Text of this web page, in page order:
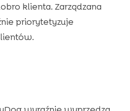
klienta. Zarządzana
priorytetyzuje